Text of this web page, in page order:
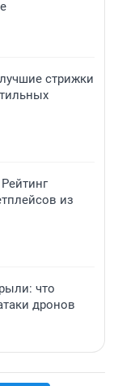
стрижки
из
что
дронов